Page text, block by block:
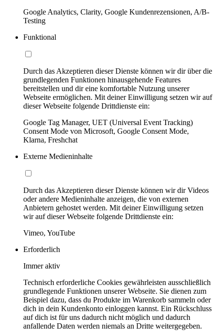
Google Analytics, Clarity, Google Kundenrezensionen, A/B-
Testing
Funktional
Durch das Akzeptieren dieser Dienste können wir dir über die
grundlegenden Funktionen hinausgehende Features
bereitstellen und dir eine komfortable Nutzung unserer
Webseite ermöglichen. Mit deiner Einwilligung setzen wir auf
dieser Webseite folgende Drittdienste ein:
Google Tag Manager, UET (Universal Event Tracking)
Consent Mode von Microsoft, Google Consent Mode,
Klarna, Freshchat
Externe Medieninhalte
Durch das Akzeptieren dieser Dienste können wir dir Videos
oder andere Medieninhalte anzeigen, die von externen
Anbietern gehostet werden. Mit deiner Einwilligung setzen
wir auf dieser Webseite folgende Drittdienste ein:
Vimeo, YouTube
Erforderlich
Immer aktiv
Technisch erforderliche Cookies gewährleisten ausschließlich
grundlegende Funktionen unserer Webseite. Sie dienen zum
Beispiel dazu, dass du Produkte im Warenkorb sammeln oder
dich in dein Kundenkonto einloggen kannst. Ein Rückschluss
auf dich ist für uns dadurch nicht möglich und dadurch
anfallende Daten werden niemals an Dritte weitergegeben.